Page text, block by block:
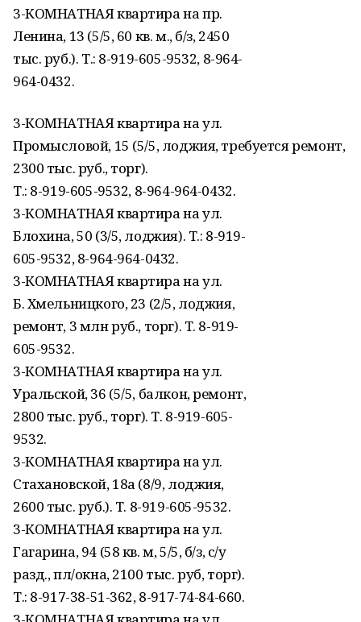
3-КОМНАТНАЯ квартира на пр.
Ленина, 13 (5/5, 60 кв. м., б/з, 2450
тыс. руб.). Т.: 8-919-605-9532, 8-964-
964-0432.
3-КОМНАТНАЯ квартира на ул.
Промысловой, 15 (5/5, лоджия, требуется ремонт,
2300 тыс. руб., торг).
Т.: 8-919-605-9532, 8-964-964-0432.
3-КОМНАТНАЯ квартира на ул.
Блохина, 50 (3/5, лоджия). Т.: 8-919-
605-9532, 8-964-964-0432.
3-КОМНАТНАЯ квартира на ул.
Б. Хмельницкого, 23 (2/5, лоджия,
ремонт, 3 млн руб., торг). Т. 8-919-
605-9532.
3-КОМНАТНАЯ квартира на ул.
Уральской, 36 (5/5, балкон, ремонт,
2800 тыс. руб., торг). Т. 8-919-605-
9532.
3-КОМНАТНАЯ квартира на ул.
Стахановской, 18а (8/9, лоджия,
2600 тыс. руб.). Т. 8-919-605-9532.
3-КОМНАТНАЯ квартира на ул.
Гагарина, 94 (58 кв. м, 5/5, б/з, с/у
разд., пл/окна, 2100 тыс. руб, торг).
Т.: 8-917-38-51-362, 8-917-74-84-660.